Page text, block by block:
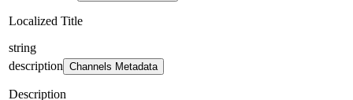
Localized Title
string
description Channels Metadata
Description